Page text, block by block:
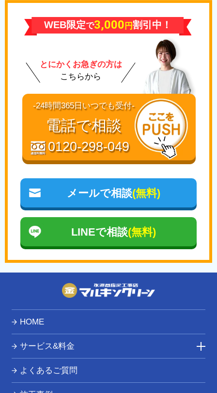
WEB限定で3,000 円割引中！
とにかくお急ぎの方は
こちらから
-24時間365日いつでも受付-
電話で相談
0120-298-049
メールで相談(無料)
LINEで相談(無料)
HOME
サービス&料金
トイレつまり・水漏れ
お風呂つまり・水漏れ
よくあるご質問